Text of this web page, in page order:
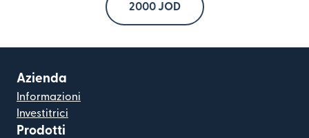
2000 JOD
Azienda
Informazioni
Investitrici
Prodotti